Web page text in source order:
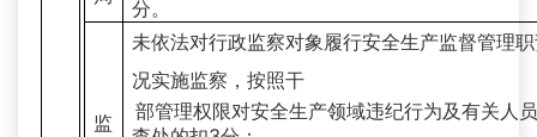
分。
监
未依法对行政监察对象履行安全生产监督管理
况实施监察，按照干
部管理权限对安全生产领域违纪行为及有关人